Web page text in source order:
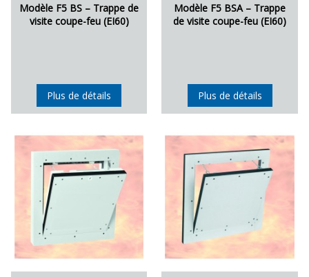
Modèle F5 BS – Trappe de
visite coupe-feu (EI60)
Plus de détails
Modèle F5 BSA – Trappe
de visite coupe-feu (EI60)
Plus de détails